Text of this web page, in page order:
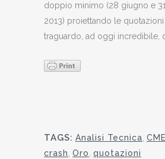
doppio minimo (28 giugno e
2013) proiettando le
traguardo, ad oggi incredibile,
TAGS: Analisi Tecnica, CME
crash, Oro, quotazioni